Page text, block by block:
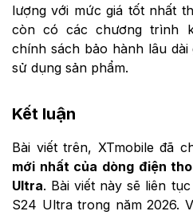
lượng với mức giá tốt nhất
còn có các chương trình
chính sách bảo hành lâu
sử dụng sản phẩm.
Kết luận
Bài viết trên, XTmobile đã
mới nhất của dòng điện
Ultra. Bài viết này sẽ liên
S24 Ultra trong năm 2026.